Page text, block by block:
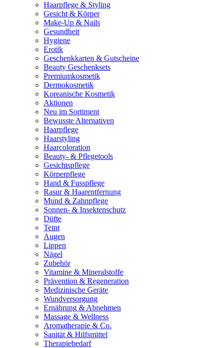
Haarpflege & Styling
Gesicht & Körper
Make-Up & Nails
Gesundheit
Hygiene
Erotik
Geschenkkarten & Gutscheine
Beauty Geschenksets
Premiumkosmetik
Dermokosmetik
Koreanische Kosmetik
Aktionen
Neu im Sortiment
Bewusste Alternativen
Haarpflege
Haarstyling
Haarcoloration
Beauty- & Pflegetools
Gesichtspflege
Körperpflege
Hand & Fusspflege
Rasur & Haarentfernung
Mund & Zahnpflege
Sonnen- & Insektenschutz
Düfte
Teint
Augen
Lippen
Nägel
Zubehör
Vitamine & Mineralstoffe
Prävention & Regeneration
Medizinische Geräte
Wundversorgung
Ernährung & Abnehmen
Massage & Wellness
Aromatherapie & Co.
Sanität & Hilfsmittel
Therapiebedarf